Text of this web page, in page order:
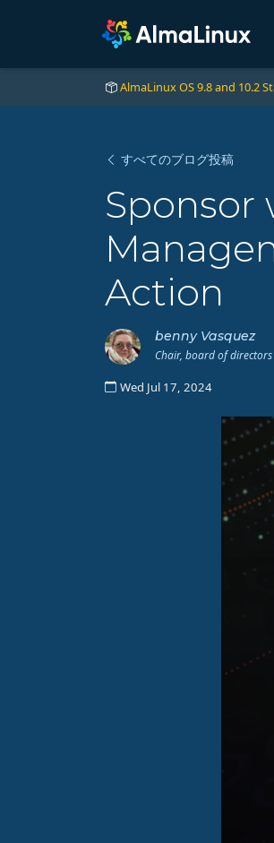
AlmaLinux OS 9.8 and 10.2
すべてのブログ投稿
Sponsor
Action
benny Vasquez
Chair, board of directors
Wed Jul 17, 2024